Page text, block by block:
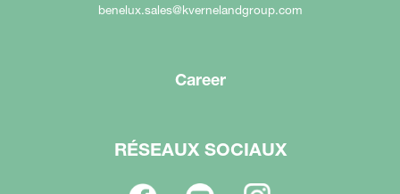
benelux.sales@kvernelandgroup.com
Career
RÉSEAUX SOCIAUX